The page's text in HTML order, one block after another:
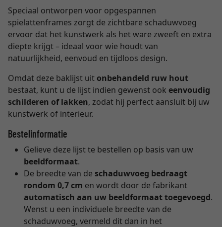
Speciaal ontworpen voor opgespannen
spielattenframes zorgt de zichtbare schaduwvoeg
ervoor dat het kunstwerk als het ware zweeft en extra
diepte krijgt – ideaal voor wie houdt van
natuurlijkheid, eenvoud en tijdloos design.
Omdat deze baklijst uit onbehandeld ruw hout
bestaat, kunt u de lijst indien gewenst ook eenvoudig
schilderen of lakken, zodat hij perfect aansluit bij uw
kunstwerk of interieur.
Bestelinformatie
Gelieve deze lijst te bestellen op basis van uw
beeldformaat.
De breedte van de schaduwvoeg bedraagt
rondom 0,7 cm en wordt door de fabrikant
automatisch aan uw beeldformaat toegevoegd.
Wenst u een individuele breedte van de
schaduwvoeg, vermeld dit dan in het